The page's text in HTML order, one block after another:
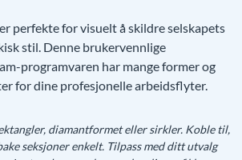
perfekte for visuelt å skildre selskapets
stil. Denne brukervennlige
programvaren har mange former og
for dine profesjonelle arbeidsflyter.
diamantformet eller sirkler. Koble til,
seksjoner enkelt. Tilpass med ditt utvalg